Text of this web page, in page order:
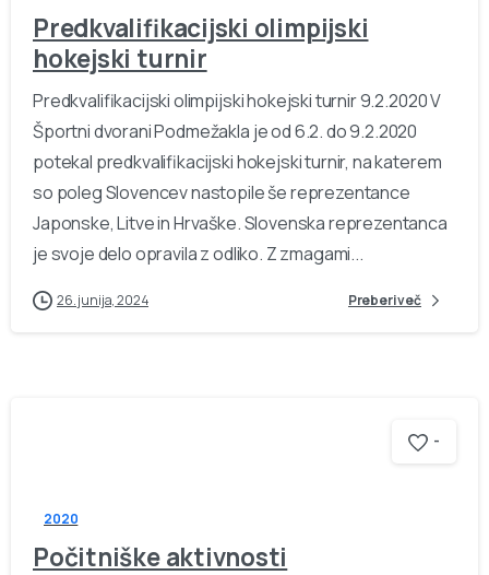
Predkvalifikacijski olimpijski
hokejski turnir
Predkvalifikacijski olimpijski hokejski turnir 9.2.2020 V
Športni dvorani Podmežakla je od 6.2. do 9.2.2020
potekal predkvalifikacijski hokejski turnir, na katerem
so poleg Slovencev nastopile še reprezentance
Japonske, Litve in Hrvaške. Slovenska reprezentanca
je svoje delo opravila z odliko. Z zmagami...
26. junija, 2024 Preberi več
-
2020
Počitniške aktivnosti